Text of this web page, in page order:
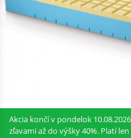
Akcia končí v pondelok
zľavami až do výšky 40%. Platí